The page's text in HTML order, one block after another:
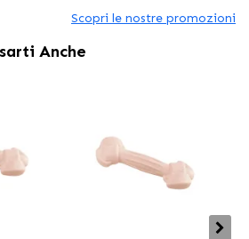
Scopri le nostre promozioni
Anche